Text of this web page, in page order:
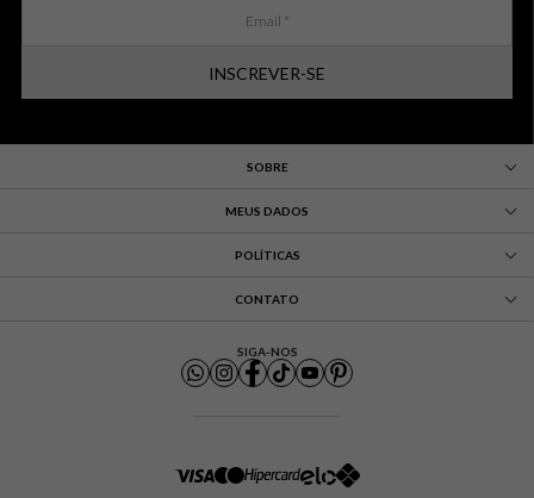
INSCREVER-SE
SOBRE
MEUS DADOS
POLÍTICAS
CONTATO
SIGA-NOS